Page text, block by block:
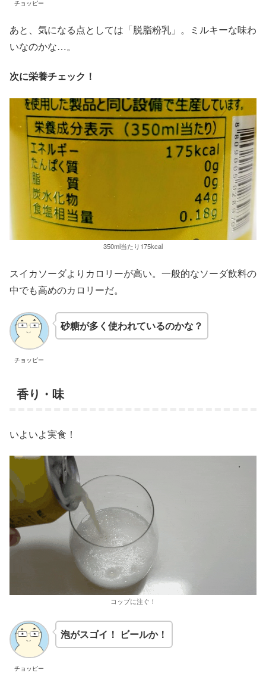
チョッピー
あと、気になる点としては「脱脂粉乳」。ミルキーな味わ
いなのかな…。
次に栄養チェック！
350ml当たり175kcal
スイカソーダよりカロリーが高い。一般的なソーダ飲料の
中でも高めのカロリーだ。
チョッピー
砂糖が多く使われているのかな？
香り・味
いよいよ実食！
コップに注ぐ！
チョッピー
泡がスゴイ！ ビールか！